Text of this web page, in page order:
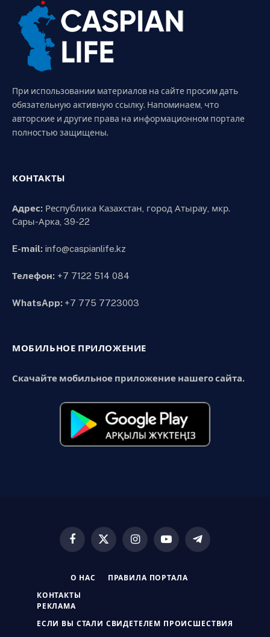
При использовании материалов на сайте просим дать
обязательную активную ссылку. Напоминаем, что
авторские и другие права на информационном портале
полностью защищены.
КОНТАКТЫ
Адрес: Республика Казахстан, город Атырау, мкр.
Сары-Арка, 39-22
E-mail: info@caspianlife.kz
Телефон: +7 7122 514 084
WhatsApp: +7 775 7723003
МОБИЛЬНОЕ ПРИЛОЖЕНИЕ
Скачайте мобильное приложение нашего сайта.
Facebook
X
InstagramYouTubeTelegram
О НАС ПРАВИЛА ПОРТАЛА
КОНТАКТЫ
РЕКЛАМА
ЕСЛИ ВЫ СТАЛИ СВИДЕТЕЛЕМ ПРОИСШЕСТВИЯ